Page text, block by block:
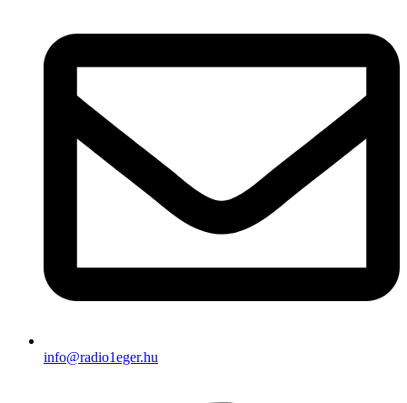
info@radio1eger.hu